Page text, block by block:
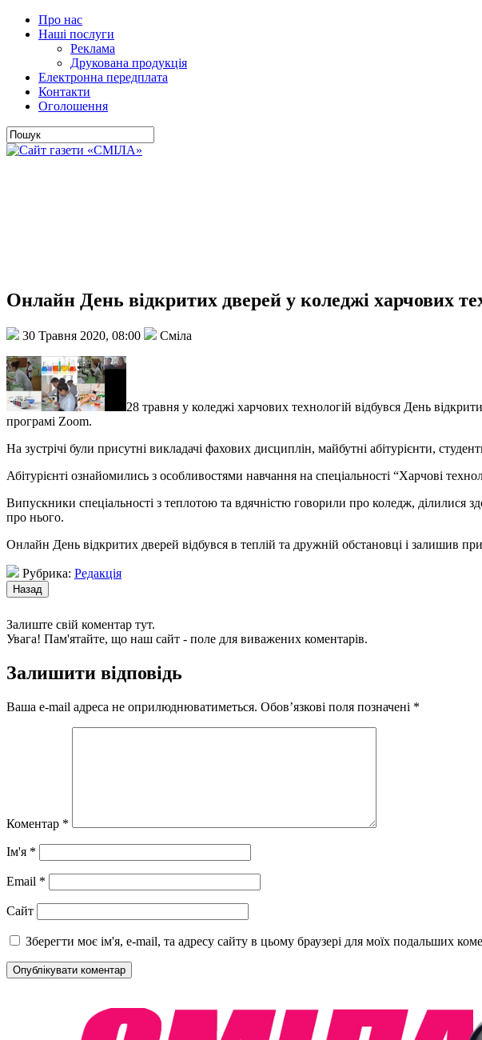
Про нас
Наші послуги
Реклама
Друкована продукція
Електронна передплата
Контакти
Оголошення
Онлайн День відкритих дверей у коледжі харчових
30 Травня 2020, 08:00 Сміла
28 травня у коледжі харчових технологій відбувся День
програмі Zoom.
На зустрічі були присутні викладачі фахових дисциплін, майбутні абітурієнти,
Абітурієнті ознайомились з особливостями навчання на спеціальності “Харчові
Випускники спеціальності з теплотою та вдячністю говорили про коледж, ділилися
про нього.
Онлайн День відкритих дверей відбувся в теплій та дружній обстановці і залишив
Рубрика: Редакція
Залиште свій коментар тут.
Увага! Пам'ятайте, що наш сайт - поле для виважених коментарів.
Залишити відповідь
Ваша e-mail адреса не оприлюднюватиметься. Обов’язкові поля позначені *
Коментар *
Ім'я *
Email *
Сайт
Зберегти моє ім'я, e-mail, та адресу сайту в цьому браузері для моїх подальших